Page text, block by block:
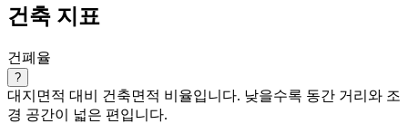
건축 지표
건폐율
?
대지면적 대비 건축면적 비율입니다. 낮을수록 동간 거리와 조
경 공간이 넓은 편입니다.